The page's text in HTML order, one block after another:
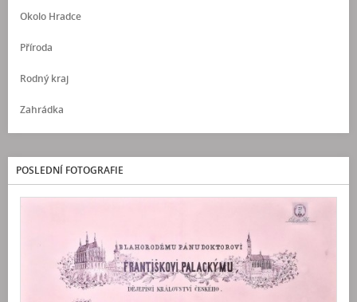
Okolo Hradce
Příroda
Rodný kraj
Zahrádka
POSLEDNÍ FOTOGRAFIE